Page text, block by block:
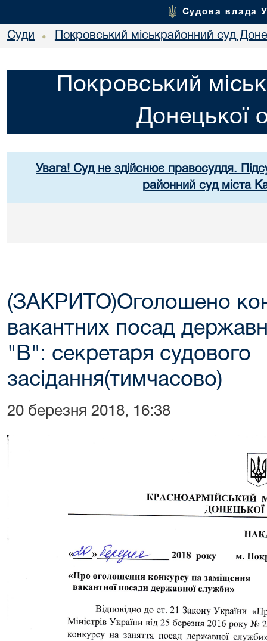
Судова влада
Суди • Покровський міськрайонний суд
Покровський
Донецької
Увага! Суд не здійснює правосуддя.
районний суд міста
(ЗАКРИТО)Оголошено
вакантних посад
"В": секретаря судового
засідання(тимчасово)
20 березня 2018, 16:38